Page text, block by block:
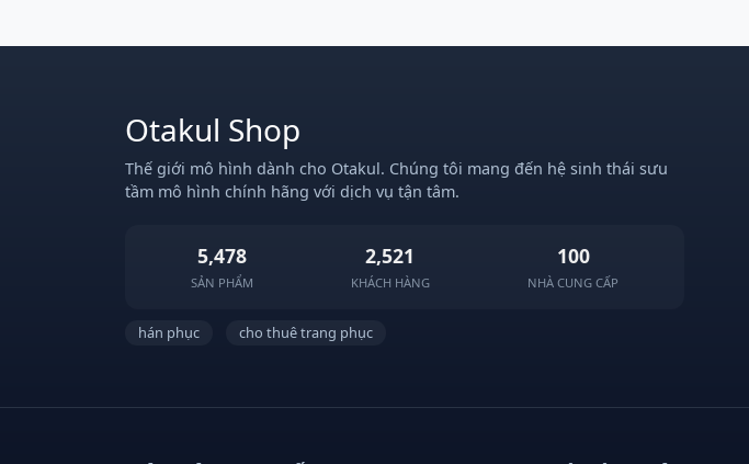
Otakul Shop
Thế giới mô hình dành cho Otakul. Chúng tôi mang đến hệ sinh thái sưu
tầm mô hình chính hãng với dịch vụ tận tâm.
5,478
SẢN PHẨM
2,521
KHÁCH HÀNG
100
NHÀ CUNG CẤP
hán phục cho thuê trang phục